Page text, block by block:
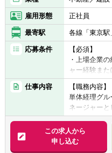
・資本効率・
た施策検討
・事業拡大
の立案
■その他、経
関連する業
【組織につい
■経理財務統
「連結経理
組織の垣根
極的に行う
■組織は約15
大手監査法
雇用形態 正社員
最寄駅 各線「東京駅
応募条件
【必須】
・上場企業
ャー経験ま
験
【歓迎】
・公認会計
USCPA（米
仕事内容
【職務内容】
単体経理グル
ネージャー
ア実務に手
の取りまとめ
成や指導を通
力UP」を強
この求人から
申し込む